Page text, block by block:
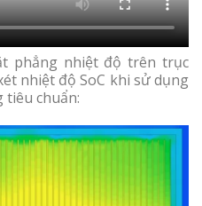
phẳng nhiệt độ trên trục
nhiệt độ SoC khi sử dụng
tiêu chuẩn: